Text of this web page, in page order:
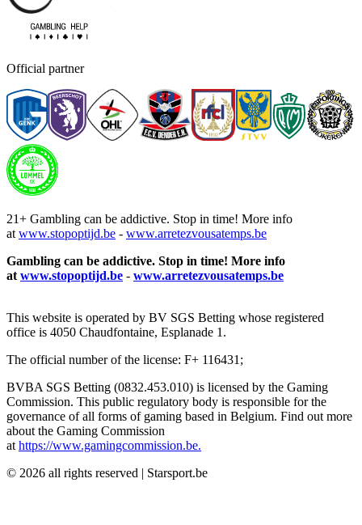
Official partner
21+ Gambling can be addictive. Stop in time! More info
at www.stopoptijd.be - www.arretezvousatemps.be
Gambling can be addictive. Stop in time! More info
at www.stopoptijd.be - www.arretezvousatemps.be
This website is operated by BV SGS Betting whose registered
office is 4050 Chaudfontaine, Esplanade 1.
The official number of the license: F+ 116431;
BVBA SGS Betting (0832.453.010) is licensed by the Gaming
Commission. This public regulatory body is responsible for the
governance of all forms of gaming based in Belgium. Find out more
about the Gaming Commission
at https://www.gamingcommission.be.
© 2026 all rights reserved | Starsport.be